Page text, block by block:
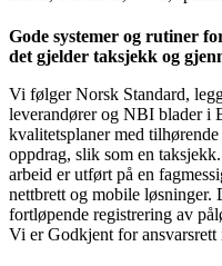
Gode systemer og rutiner
det gjelder taksjekk og
Vi følger Norsk Standard,
leverandører og NBI blader i
kvalitetsplaner med
oppdrag, slik som en
arbeid er utført på en
nettbrett og mobile løsninger.
fortløpende registrering av
Vi er Godkjent for